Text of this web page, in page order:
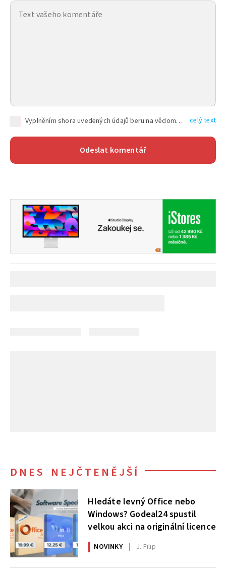
Vyplněním shora uvedených údajů beru na vědomí, že společnost TEXT FACTORY s.r.o., sídlem Brno, Durďákova 336/29, Černá Pole, PSČ: 613 00, IČ: 06157831, zapsané u Krajského soudu v Brně, oddíl C, vložka 100399, bude zpracovávat mé osobní údaje uvedené v rámci mnou vyplněného registračního formuláře na základě oprávněných zájmů TEXT FACTORY s.r.o. dle čl. 6 odst. 1 písm. f) GDPR a pro splnění právních povinností (čl. 6 odst. 1 písm. c) GDPR), a to pro tyto účely: nezbytnost zajistit oprávnění návštěvníka webových stránek provozovaných společností TEXT FACTORY s.r.o. přispívat aktivně ke zveřejněným článkům nebo v rámci diskusních fór a výkon práv TEXT FACTORY s.r.o. jako administrátora těchto diskusních fór. Více informací o zpracování osobních údajů a právech lze nalézt v celý text
DNES NEJČTENĚJŠÍ
Hledáte levný Office nebo
Windows? Godeal24 spustil
velkou akci na originální licence
NOVINKY J. Filip